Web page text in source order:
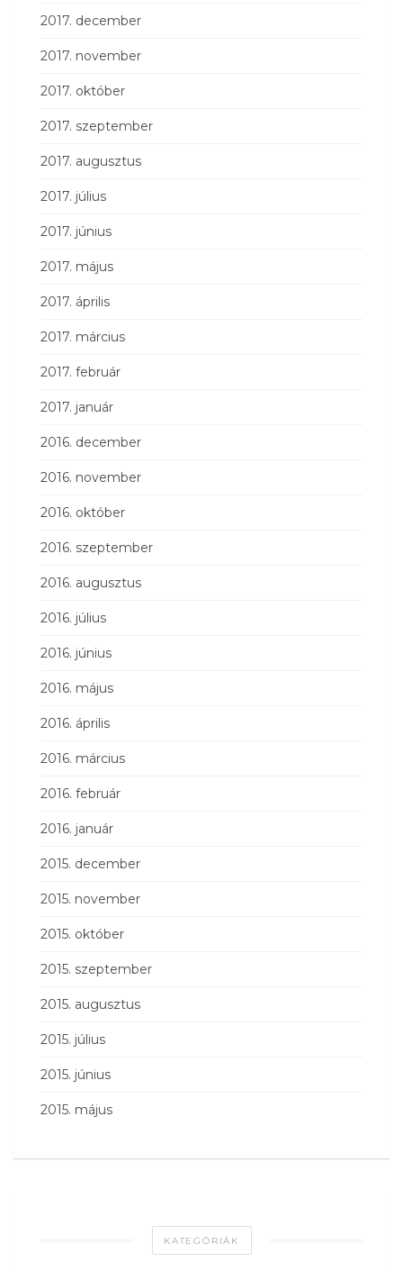
2017. december
2017. november
2017. október
2017. szeptember
2017. augusztus
2017. július
2017. június
2017. május
2017. április
2017. március
2017. február
2017. január
2016. december
2016. november
2016. október
2016. szeptember
2016. augusztus
2016. július
2016. június
2016. május
2016. április
2016. március
2016. február
2016. január
2015. december
2015. november
2015. október
2015. szeptember
2015. augusztus
2015. július
2015. június
2015. május
KATEGÓRIÁK